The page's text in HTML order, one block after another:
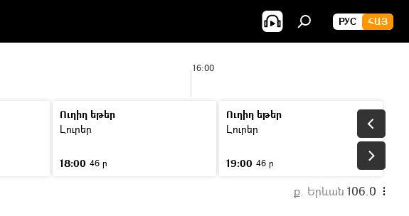
РУС ՀԱՅ
16:00
Ուղիղ եթեր
Լուրեր
18:00 46 ր
Ուղիղ եթեր
Լուրեր
19:00 46 ր
ք. Երևան 106.0